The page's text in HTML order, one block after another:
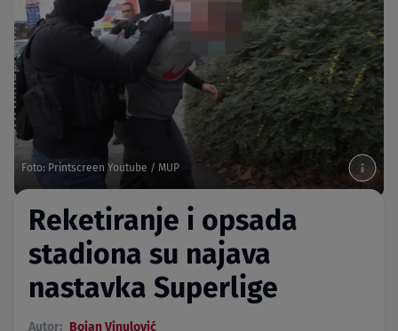
Foto: Printscreen Youtube / MUP
Reketiranje i opsada
stadiona su najava
nastavka Superlige
Autor: Bojan Vinulović